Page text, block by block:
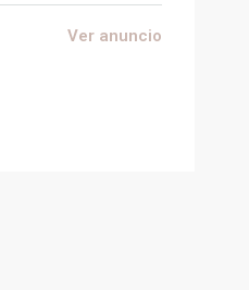
Ver anuncio